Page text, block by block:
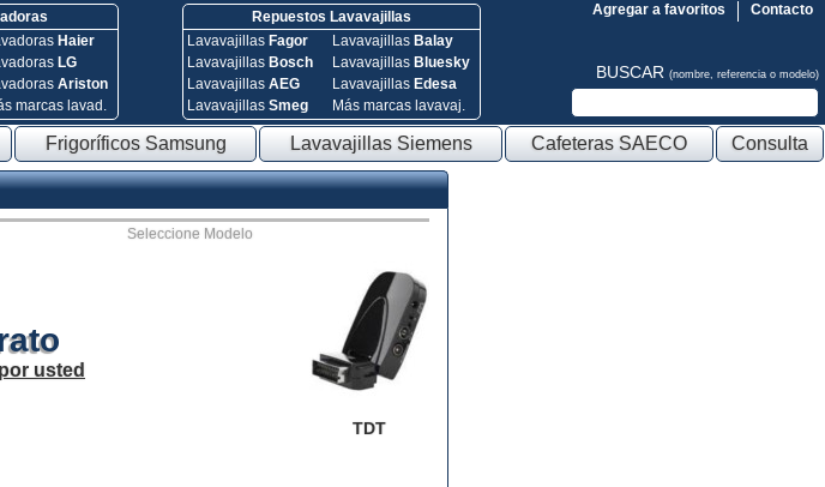
Haier
LG
Ariston
marcas lavad.
Repuestos Lavavajillas
Lavavajillas Fagor
Lavavajillas Bosch
Lavavajillas AEG
Lavavajillas Smeg
Lavavajillas Balay
Lavavajillas Bluesky
Lavavajillas Edesa
Más marcas lavavaj.
Contacto
Agregar a favoritos
BUSCAR (nombre, referencia o modelo)
Frigoríficos Samsung Lavavajillas Siemens Cafeteras SAECO Consulta
Seleccione Modelo
TDT
usted